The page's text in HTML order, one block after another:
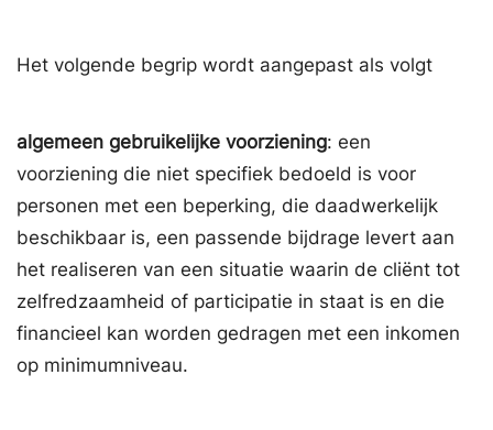
Het volgende begrip wordt aangepast als volgt
algemeen gebruikelijke voorziening: een
voorziening die niet specifiek bedoeld is voor
personen met een beperking, die daadwerkelijk
beschikbaar is, een passende bijdrage levert aan
het realiseren van een situatie waarin de cliënt tot
zelfredzaamheid of participatie in staat is en die
financieel kan worden gedragen met een inkomen
op minimumniveau.